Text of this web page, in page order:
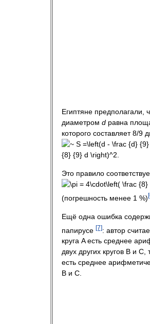
Египтяне предполагали,
диаметром d равна
которого составляет 8/9
Это правило
(погрешность менее 1 %)
Ещё одна ошибка
папирусе [7]: автор
круга A есть среднее
двух других кругов B и
есть среднее
B и C.